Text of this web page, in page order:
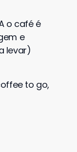
o café é
e
levar)
to go,